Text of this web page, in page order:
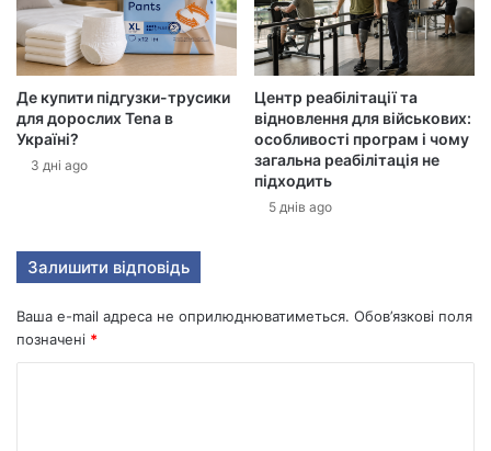
д
р
е
с
у
Де купити підгузки-трусики
для дорослих Tena в
Україні?
3 дні ago
Центр реабілітації та
відновлення для військових:
особливості програм і чому
загальна реабілітація не
підходить
5 днів ago
Залишити відповідь
Ваша e-mail адреса не оприлюднюватиметься. Обов’язкові поля
позначені *